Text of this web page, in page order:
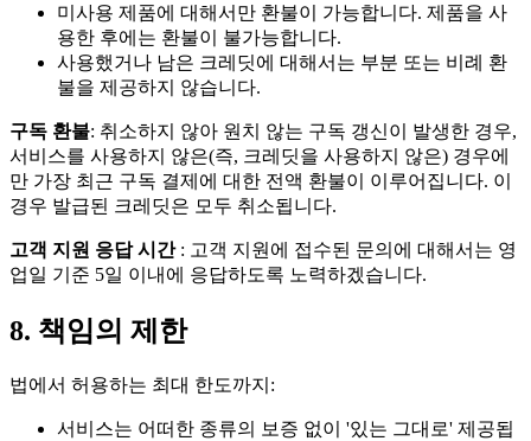
미사용 제품에 대해서만 환불이 가능합니다. 제품을 사
용한 후에는 환불이 불가능합니다.
사용했거나 남은 크레딧에 대해서는 부분 또는 비례 환
불을 제공하지 않습니다.
구독 환불: 취소하지 않아 원치 않는 구독 갱신이 발생한 경우,
서비스를 사용하지 않은(즉, 크레딧을 사용하지 않은) 경우에
만 가장 최근 구독 결제에 대한 전액 환불이 이루어집니다. 이
경우 발급된 크레딧은 모두 취소됩니다.
고객 지원 응답 시간: 고객 지원에 접수된 문의에 대해서는 영
업일 기준 5일 이내에 응답하도록 노력하겠습니다.
8. 책임의 제한
법에서 허용하는 최대 한도까지:
서비스는 어떠한 종류의 보증 없이 '있는 그대로' 제공됩